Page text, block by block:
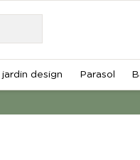
design Parasol